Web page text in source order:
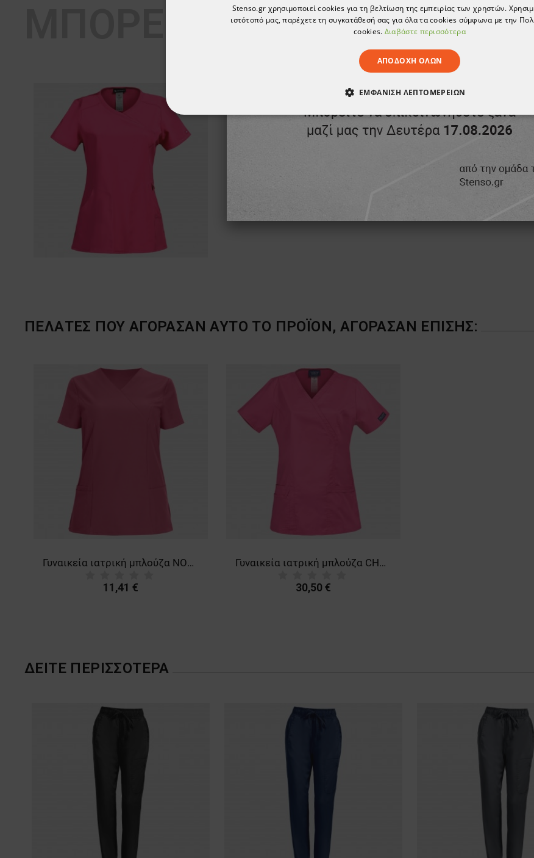
ΜΠΟΡΕΊ ΕΠΊΣΗΣ ΝΑ ΣΑΣ
ΠΕΛΆΤΕΣ ΠΟΥ ΑΓΌΡΑΣΑΝ ΑΥΤΌ ΤΟ ΠΡΟΪΌΝ, ΑΓΌΡΑΣΑΝ ΕΠΊΣΗΣ:
Γυναικεία ιατρική μπλούζα NOBBY FUCHSIA
11,41 €
Γυναικεία ιατρική μπλούζα CHEROKEE WRAP PINK WWE4728
30,50 €
ΔΕΊΤΕ ΠΕΡΙΣΣΌΤΕΡΑ
Stenso.gr χρησιμοποιεί cookies για τη βελτίωση της εμπειρίας των χρηστών.
ιστότοπό μας, παρέχετε τη συγκατάθεσή σας για όλα τα cookies σύμφωνα με την
cookies. Διαβάστε περισσότερα
ΑΠΟΔΟΧΉ ΌΛΩΝ
ΕΜΦΆΝΙΣΗ ΛΕΠΤΟΜΕΡΕΙΏΝ
ΑΠΟΛΎΤΩΣ ΑΠΑΡΑΊΤΗΤΑ ΑΠΌΔΟΣΗΣ ΣΤΌΧΕΥΣΗΣ